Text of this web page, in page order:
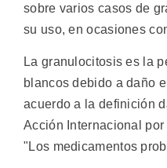
sobre varios casos de
su uso, en ocasiones
La granulocitosis es la
blancos debido a daño
acuerdo a la definición
Acción Internacional
"Los medicamentos